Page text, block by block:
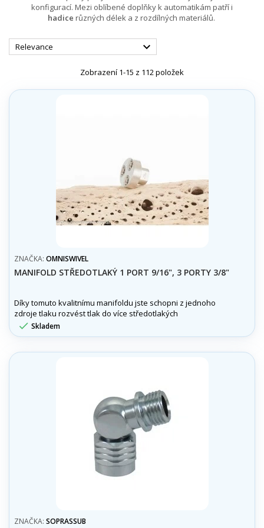
konfigurací. Mezi oblíbené doplňky k automatikám patří i
hadice různých délek a z rozdílných materiálů.
Relevance 
Zobrazení 1-15 z 112 položek
ZNAČKA: OMNISWIVEL
MANIFOLD STŘEDOTLAKÝ 1 PORT 9/16", 3 PORTY 3/8"
Díky tomuto kvalitnímu manifoldu jste schopni z jednoho
zdroje tlaku rozvést tlak do více středotlakých
zařízení.Manifold středotlaký 1 port 9/16", 3 porty 3/8"
 Skladem
ZNAČKA: SOPRASSUB